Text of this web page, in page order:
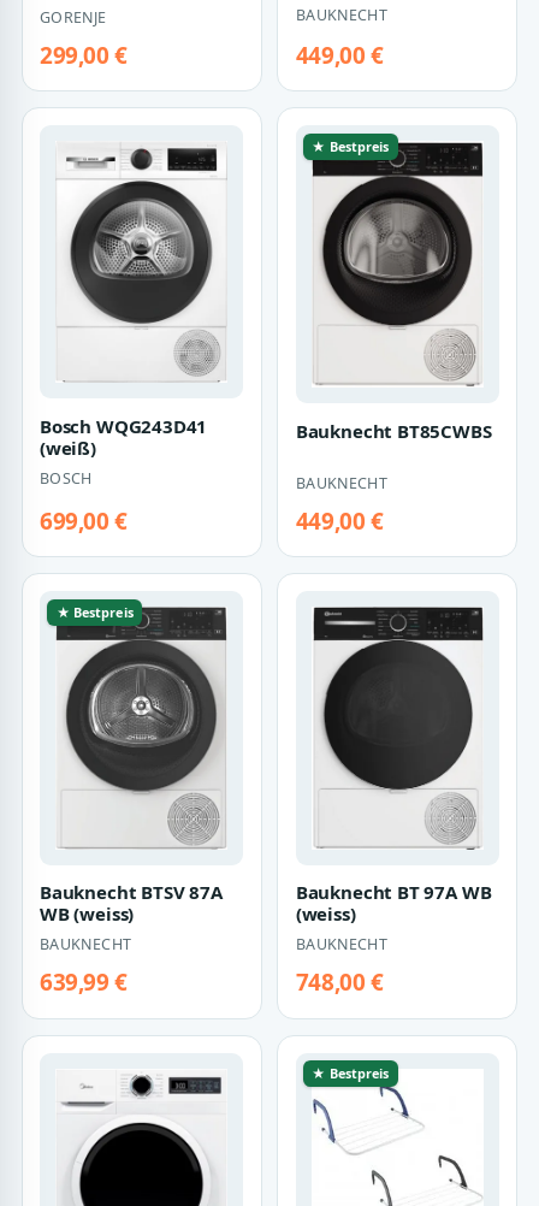
GORENJE
299,00 €
BAUKNECHT
449,00 €
Bosch WQG243D41
(weiß)
BOSCH
699,00 €
★ Bestpreis
Bauknecht BT85CWBS
BAUKNECHT
449,00 €
★ Bestpreis
Bauknecht BTSV 87A
WB (weiss)
BAUKNECHT
639,99 €
Bauknecht BT 97A WB
(weiss)
BAUKNECHT
748,00 €
★ Bestpreis